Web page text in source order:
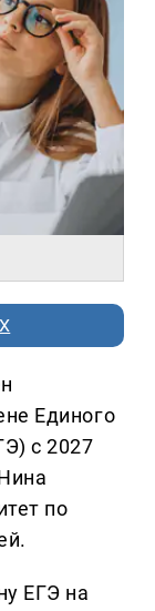
Единого
с 2027
по
ЕГЭ на